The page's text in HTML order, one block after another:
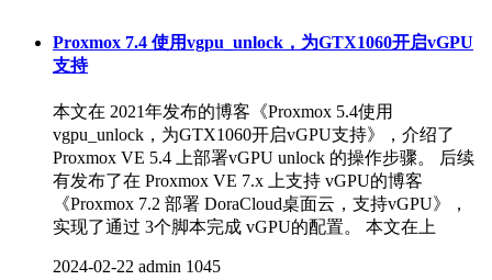
Proxmox 7.4 使用vgpu_unlock，为GTX1060开启vGPU
支持
本文在 2021年发布的博客《Proxmox 5.4使用
vgpu_unlock，为GTX1060开启vGPU支持》，介绍了
Proxmox VE 5.4 上部署vGPU unlock 的操作步骤。 后续
有发布了在 Proxmox VE 7.x 上支持 vGPU的博客
《Proxmox 7.2 部署 DoraCloud桌面云，支持vGPU》，
实现了通过 3个脚本完成 vGPU的配置。 本文在上
2024-02-22 admin 1045